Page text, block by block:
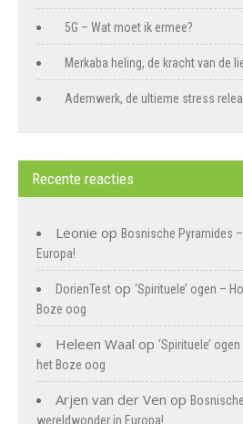
5G – Wat moet ik ermee?
Merkaba heling, de kracht van de
Ademwerk, de ultieme stress
Recente reacties
Leonie op Bosnische Pyramides
Europa!
DorienTest op ‘Spirituele’ ogen –
Boze oog
Heleen Waal op ‘Spirituele’
het Boze oog
Arjen van der Ven op
wereldwonder in Europa!